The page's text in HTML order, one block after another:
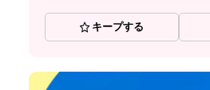
キープする